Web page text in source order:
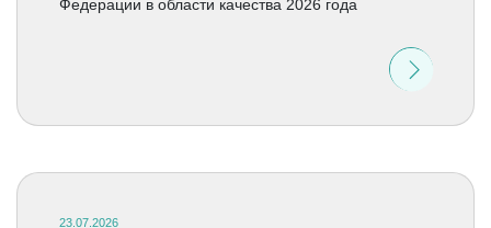
Федерации в области качества 2026 года
23.07.2026